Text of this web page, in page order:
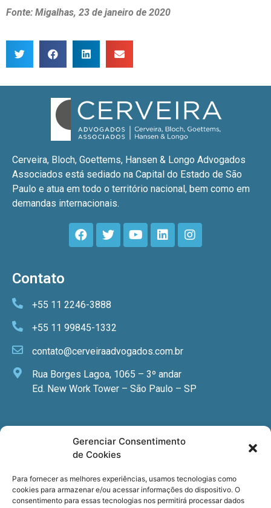
Gerenciar Consentimento
de Cookies
Para fornecer as melhores experiências, usamos tecnologias como
cookies para armazenar e/ou acessar informações do dispositivo. O
consentimento para essas tecnologias nos permitirá processar dados
Fonte: Migalhas, 23 de janeiro de 2020
Cerveira, Bloch, Goettems, Hansen & Longo Advogados
Associados está sediado na Capital do Estado de São
Paulo e atua em todo o território nacional, bem como em
demandas internacionais.
Contato
+55 11 2246-3888
+55 11 99845-1332
contato@cerveiraadvogados.com.br
Rua Borges Lagoa, 1065 – 3º andar
Ed. New Work Tower – São Paulo – SP
Newsletter
especializadas, cursos e eventos?
Registre seu email.